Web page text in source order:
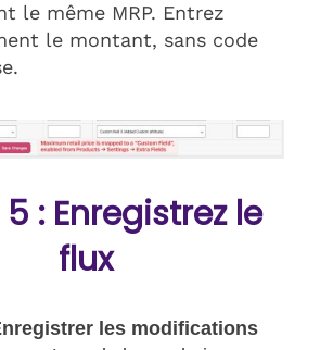
le même MRP. Entrez
le montant, sans code
: Enregistrez le
flux
les modifications